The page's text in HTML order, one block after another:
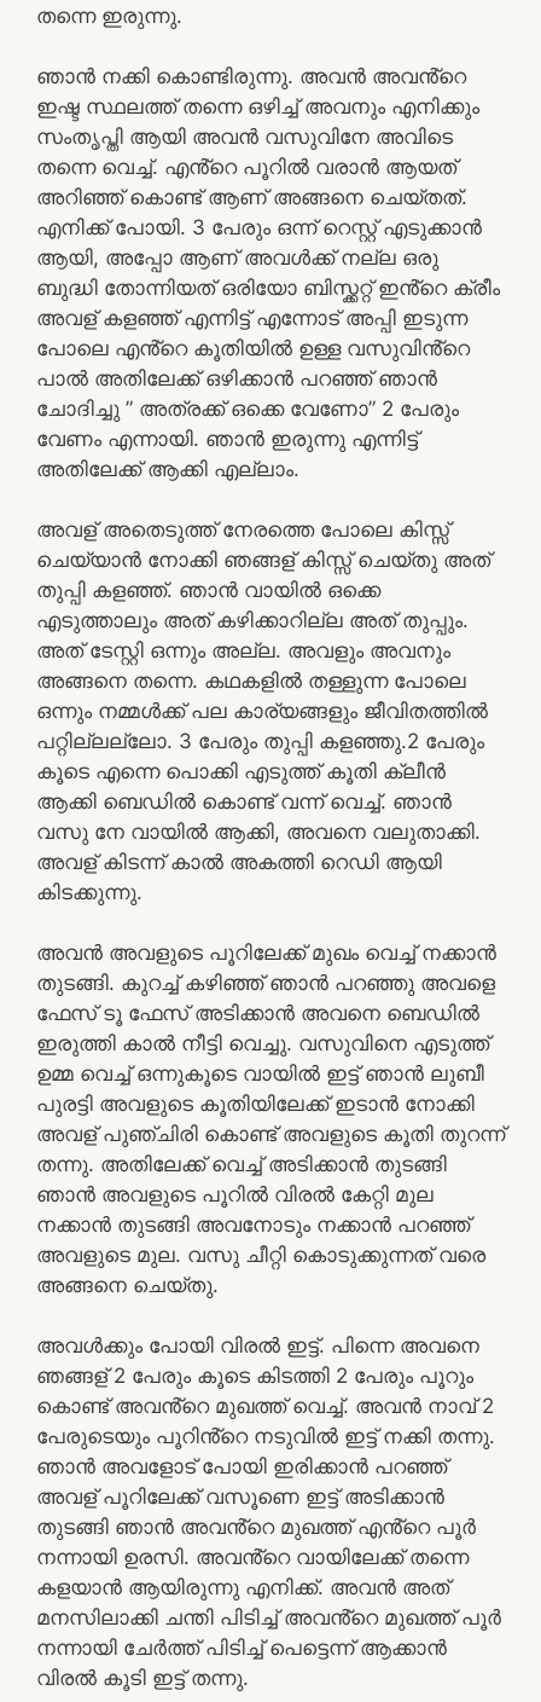
തന്നെ ഇരുന്നു.
ഞാൻ നക്കി കൊണ്ടിരുന്നു. അവൻ അവൻ്റെ
ഇഷ്ട സ്ഥലത്ത് തന്നെ ഒഴിച്ച് അവനും എനിക്കും
സംതൃപ്തി ആയി അവൻ വസുവിനേ അവിടെ
തന്നെ വെച്ച്. എൻ്റെ പൂറിൽ വരാൻ ആയത്
അറിഞ്ഞ് കൊണ്ട് ആണ് അങ്ങനെ ചെയ്തത്.
എനിക്ക് പോയി. 3 പേരും ഒന്ന് റെസ്റ്റ് എടുക്കാൻ
ആയി, അപ്പോ ആണ് അവൾക്ക് നല്ല ഒരു
ബുദ്ധി തോന്നിയത് ഒരിയോ ബിസ്ക്കറ്റ് ഇൻ്റെ ക്രീം
അവള് കളഞ്ഞ് എന്നിട്ട് എന്നോട് അപ്പി ഇടുന്ന
പോലെ എൻ്റെ കൂതിയിൽ ഉള്ള വസുവിൻ്റെ
പാൽ അതിലേക്ക് ഒഴിക്കാൻ പറഞ്ഞ് ഞാൻ
ചോദിച്ചു ” അത്രക്ക് ഒക്കെ വേണോ” 2 പേരും
വേണം എന്നായി. ഞാൻ ഇരുന്നു എന്നിട്ട്
അതിലേക്ക് ആക്കി എല്ലാം.
അവള് അതെടുത്ത് നേരത്തെ പോലെ കിസ്സ്
ചെയ്യാൻ നോക്കി ഞങ്ങള് കിസ്സ് ചെയ്തു അത്
തുപ്പി കളഞ്ഞ്. ഞാൻ വായിൽ ഒക്കെ
എടുത്താലും അത് കഴിക്കാറില്ല അത് തുപ്പും.
അത് ടേസ്റ്റി ഒന്നും അല്ല. അവളും അവനും
അങ്ങനെ തന്നെ. കഥകളിൽ തള്ളുന്ന പോലെ
ഒന്നും നമ്മൾക്ക് പല കാര്യങ്ങളും ജീവിതത്തിൽ
പറ്റില്ലല്ലോ. 3 പേരും തുപ്പി കളഞ്ഞു.2 പേരും
കൂടെ എന്നെ പൊക്കി എടുത്ത് കൂതി ക്ലീൻ
ആക്കി ബെഡിൽ കൊണ്ട് വന്ന് വെച്ച്. ഞാൻ
വസു നേ വായിൽ ആക്കി, അവനെ വലുതാക്കി.
അവള് കിടന്ന് കാൽ അകത്തി റെഡി ആയി
കിടക്കുന്നു.
അവൻ അവളുടെ പൂറിലേക്ക് മുഖം വെച്ച് നക്കാൻ
തുടങ്ങി. കുറച്ച് കഴിഞ്ഞ് ഞാൻ പറഞ്ഞു അവളെ
ഫേസ് ടൂ ഫേസ് അടിക്കാൻ അവനെ ബെഡിൽ
ഇരുത്തി കാൽ നീട്ടി വെച്ചു. വസുവിനെ എടുത്ത്
ഉമ്മ വെച്ച് ഒന്നുകൂടെ വായിൽ ഇട്ട് ഞാൻ ലുബീ
പുരട്ടി അവളുടെ കൂതിയിലേക്ക് ഇടാൻ നോക്കി
അവള് പുഞ്ചിരി കൊണ്ട് അവളുടെ കൂതി തുറന്ന്
തന്നു. അതിലേക്ക് വെച്ച് അടിക്കാൻ തുടങ്ങി
ഞാൻ അവളുടെ പൂറിൽ വിരൽ കേറ്റി മുല
നക്കാൻ തുടങ്ങി അവനോടും നക്കാൻ പറഞ്ഞ്
അവളുടെ മുല. വസു ചീറ്റി കൊടുക്കുന്നത് വരെ
അങ്ങനെ ചെയ്തു.
അവൾക്കും പോയി വിരൽ ഇട്ട്. പിന്നെ അവനെ
ഞങ്ങള് 2 പേരും കൂടെ കിടത്തി 2 പേരും പൂറും
കൊണ്ട് അവൻ്റെ മുഖത്ത് വെച്ച്. അവൻ നാവ് 2
പേരുടെയും പൂറിൻ്റെ നടുവിൽ ഇട്ട് നക്കി തന്നു.
ഞാൻ അവളോട് പോയി ഇരിക്കാൻ പറഞ്ഞ്
അവള് പൂറിലേക്ക് വസൂണെ ഇട്ട് അടിക്കാൻ
തുടങ്ങി ഞാൻ അവൻ്റെ മുഖത്ത് എൻ്റെ പൂർ
നന്നായി ഉരസി. അവൻ്റെ വായിലേക്ക് തന്നെ
കളയാൻ ആയിരുന്നു എനിക്ക്. അവൻ അത്
മനസിലാക്കി ചന്തി പിടിച്ച് അവൻ്റെ മുഖത്ത് പൂർ
നന്നായി ചേർത്ത് പിടിച്ച് പെട്ടെന്ന് ആക്കാൻ
വിരൽ കൂടി ഇട്ട് തന്നു.